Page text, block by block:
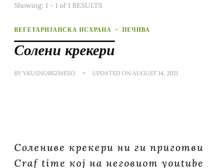
Showing: 1 - 1 of 1 RESULTS
ВЕГЕТАРИЈАНСКА ИСХРАНА ПЕЧИВА
Солени крекери
BY VKUSNOBEZMESO UPDATED ON AUGUST 14, 2021
Солениве крекери ни ги приготви
Craf time кој на неговиот youtube